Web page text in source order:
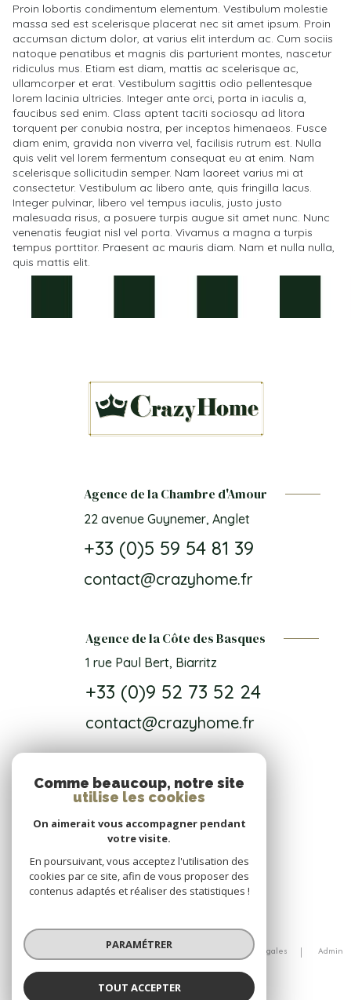
Proin lobortis condimentum elementum. Vestibulum molestie
massa sed est scelerisque placerat nec sit amet ipsum. Proin
accumsan dictum dolor, at varius elit interdum ac. Cum sociis
natoque penatibus et magnis dis parturient montes, nascetur
ridiculus mus. Etiam est diam, mattis ac scelerisque ac,
ullamcorper et erat. Vestibulum sagittis odio pellentesque
lorem lacinia ultricies. Integer ante orci, porta in iaculis a,
faucibus sed enim. Class aptent taciti sociosqu ad litora
torquent per conubia nostra, per inceptos himenaeos. Fusce
diam enim, gravida non viverra vel, facilisis rutrum est. Nulla
quis velit vel lorem fermentum consequat eu at enim. Nam
scelerisque sollicitudin semper. Nam laoreet varius mi at
consectetur. Vestibulum ac libero ante, quis fringilla lacus.
Integer pulvinar, libero vel tempus iaculis, justo justo
malesuada risus, a posuere turpis augue sit amet nunc. Nunc
venenatis feugiat nisl vel porta. Vivamus a magna a turpis
tempus porttitor. Praesent ac mauris diam. Nam et nulla nulla,
quis mattis elit.
Agence de la Chambre d'Amour
22 avenue Guynemer, Anglet
+33 (0)5 59 54 81 39
contact@crazyhome.fr
Agence de la Côte des Basques
1 rue Paul Bert, Biarritz
+33 (0)9 52 73 52 24
contact@crazyhome.fr
NOS RÉSEAUX
Nous suivre
© 2026 | Tous droits réservés
Nos partenaires Mentions légales
Admin
Comme beaucoup, notre site
utilise les cookies
On aimerait vous accompagner pendant
votre visite.
En poursuivant, vous acceptez l'utilisation des
cookies par ce site, afin de vous proposer des
contenus adaptés et réaliser des statistiques !
PARAMÉTRER
TOUT ACCEPTER